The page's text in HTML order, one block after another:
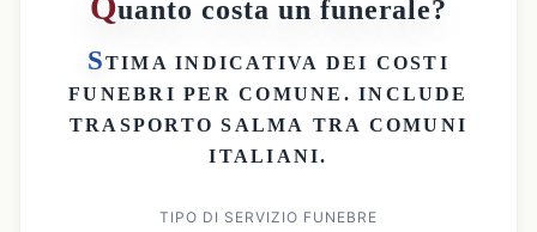
uanto costa un funerale?
STIMA INDICATIVA DEI COSTI
FUNEBRI PER COMUNE . INCLUDE
TRASPORTO SALMA TRA COMUNI
ITALIANI.
TIPO DI SERVIZIO FUNEBRE